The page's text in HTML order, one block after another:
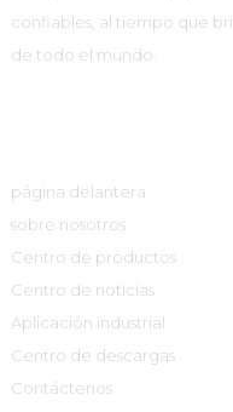
confiables, al tiempo que
de todo el mundo.
página delantera
sobre nosotros
Centro de productos
Centro de noticias
Aplicación industrial
Centro de descargas
Contáctenos